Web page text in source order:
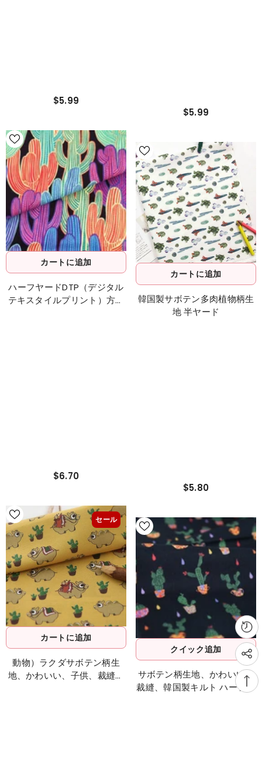
$5.99
$5.99
カートに追加
ハーフヤードDTP（デジタル
テキスタイルプリント）方式
$6.70
カートに追加
韓国製サボテン多肉植物柄生
地 半ヤード
$5.80
セール
カートに追加
動物）ラクダサボテン柄生
地、かわいい、子供、裁縫、
クイック追加
サボテン柄生地、かわいい、
裁縫、韓国製キルト ハーフヤ